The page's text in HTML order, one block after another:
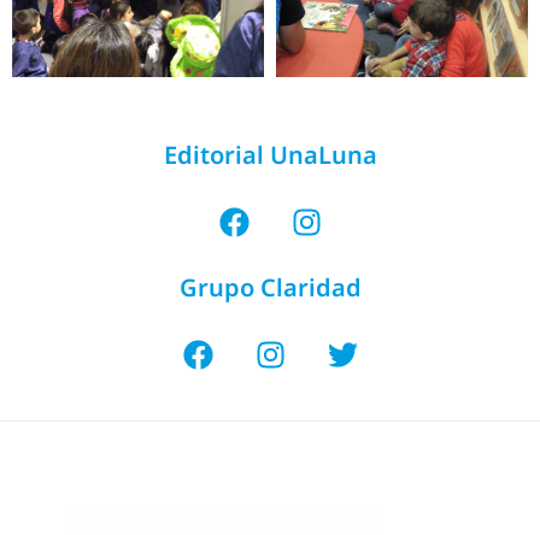
Editorial UnaLuna
Grupo Claridad